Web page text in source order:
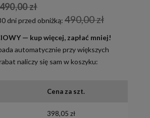
zł
dni przed obniżką: 490,00 zł
— kup więcej, zapłać mniej!
automatycznie przy większych
naliczy się sam w koszyku:
Cena za szt.
398,05 zł